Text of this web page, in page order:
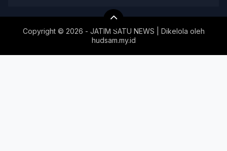
Copyright © 2026 - JATIM SATU NEWS | Dikelola oleh
hudsam.my.id